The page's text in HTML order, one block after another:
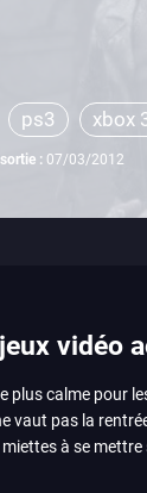
ps3 xbox
: 07/03/2012
vidéo
plus calme pour
vaut pas la
à se